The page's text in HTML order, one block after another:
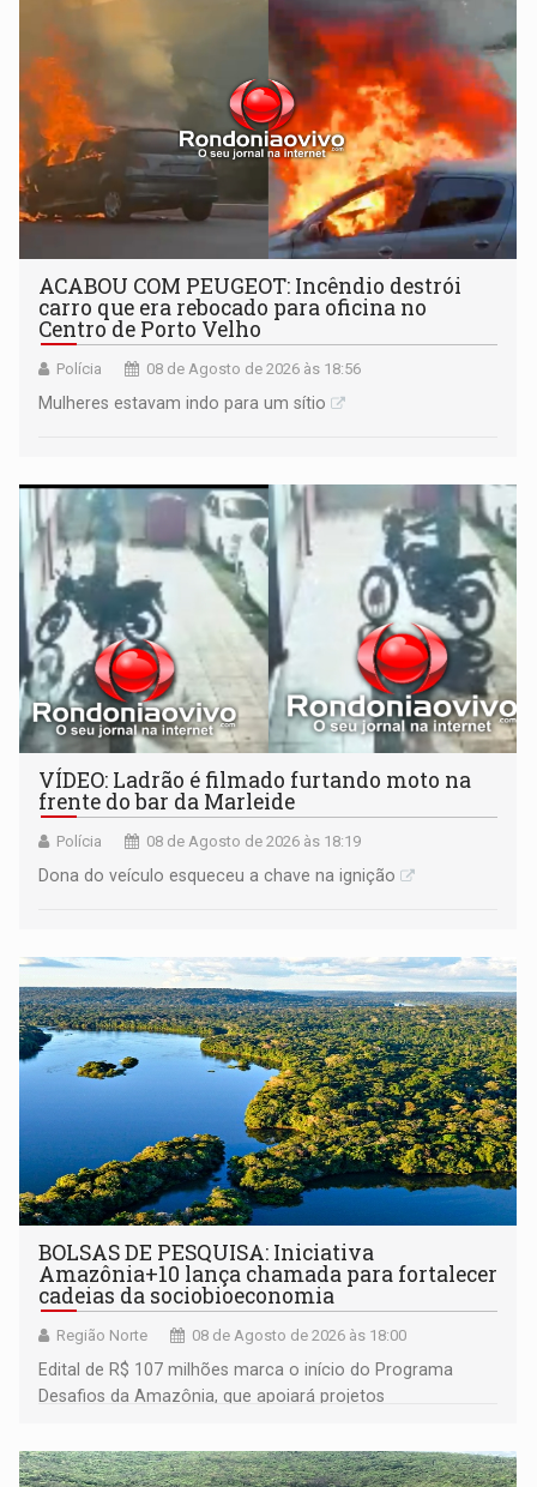
ACABOU COM PEUGEOT: Incêndio destrói
carro que era rebocado para oficina no
Centro de Porto Velho
Polícia 08 de Agosto de 2026 às 18:56
Mulheres estavam indo para um sítio
VÍDEO: Ladrão é filmado furtando moto na
frente do bar da Marleide
Polícia 08 de Agosto de 2026 às 18:19
Dona do veículo esqueceu a chave na ignição
BOLSAS DE PESQUISA: Iniciativa
Amazônia+10 lança chamada para fortalecer
cadeias da sociobioeconomia
Região Norte 08 de Agosto de 2026 às 18:00
Edital de R$ 107 milhões marca o início do Programa
Desafios da Amazônia, que apoiará projetos
submissão de pré-propostas poderá ser feita até 1º de
setembro